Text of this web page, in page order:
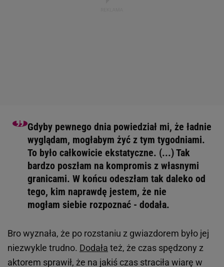
Gdyby pewnego dnia powiedział mi, że ładnie
wyglądam, mogłabym żyć z tym tygodniami.
To było całkowicie ekstatyczne. (...) Tak
bardzo poszłam na kompromis z własnymi
granicami. W końcu odeszłam tak daleko od
tego, kim naprawdę jestem, że nie
mogłam siebie rozpoznać - dodała.
Bro wyznała, że po rozstaniu z gwiazdorem było jej
niezwykle trudno. Dodała też, że czas spędzony z
aktorem sprawił, że na jakiś czas straciła wiarę w